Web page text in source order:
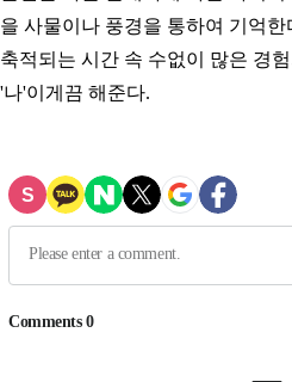
을 사물이나 풍경을 통하여 기억한
축적되는 시간 속 수없이 많은 경
'나'이게끔 해준다.